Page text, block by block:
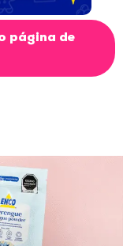
página de